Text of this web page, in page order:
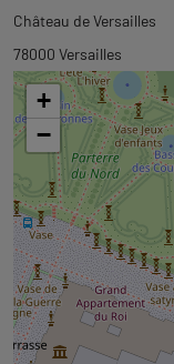
Revenir
à
l'onglet
carte
Château de Versailles
78000 Versailles
+
−